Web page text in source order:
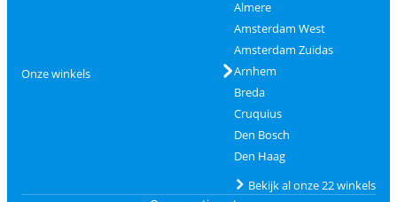
Onze winkels
Almere
Amsterdam West
Amsterdam Zuidas
Arnhem
Breda
Cruquius
Den Bosch
Den Haag
Bekijk al onze 22 winkels